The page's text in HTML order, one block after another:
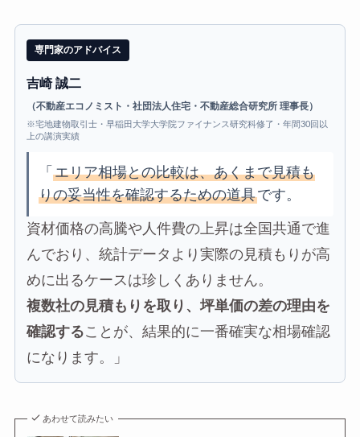
専門家のアドバイス
吉崎 誠二
（不動産エコノミスト・社団法人住宅・不動産総合研究所 理事長）
※宅地建物取引士・早稲田大学大学院ファイナンス研究科修了・年間30回以
上の講演実績
「 エリア相場との比較は、あくまで見積も
りの妥当性を確認するための道具です。
資材価格の高騰や人件費の上昇は全国共通で進
んでおり、統計データより実際の見積もりが高
めに出るケースは珍しくありません。
複数社の見積もりを取り、坪単価の差の理由を
確認することが、結果的に一番確実な相場確認
になります。」
あわせて読みたい